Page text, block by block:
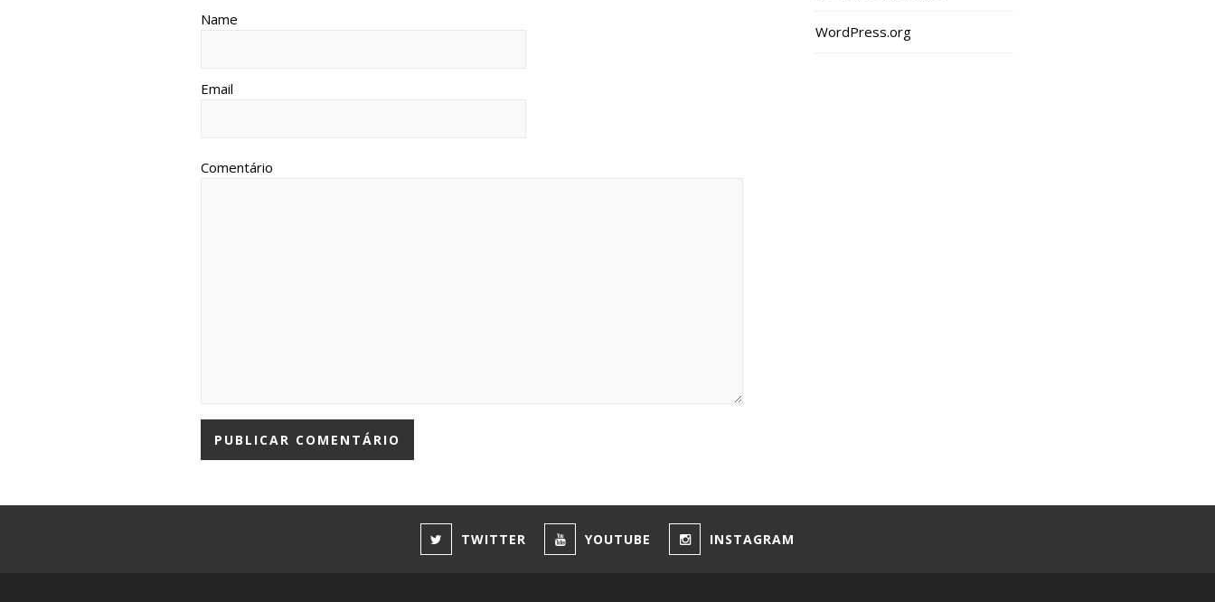
Name
Email
Comentário
WordPress.org
TWITTER YOUTUBE INSTAGRAM